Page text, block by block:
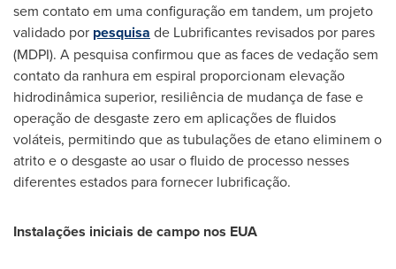
sem contato em uma configuração em tandem, um projeto
validado por pesquisa de Lubrificantes revisados por pares
(MDPI). A pesquisa confirmou que as faces de vedação sem
contato da ranhura em espiral proporcionam elevação
hidrodinâmica superior, resiliência de mudança de fase e
operação de desgaste zero em aplicações de fluidos
voláteis, permitindo que as tubulações de etano eliminem o
atrito e o desgaste ao usar o fluido de processo nesses
diferentes estados para fornecer lubrificação.
Instalações iniciais de campo nos EUA